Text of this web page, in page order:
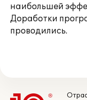
наибольшей
Доработки
проводились.